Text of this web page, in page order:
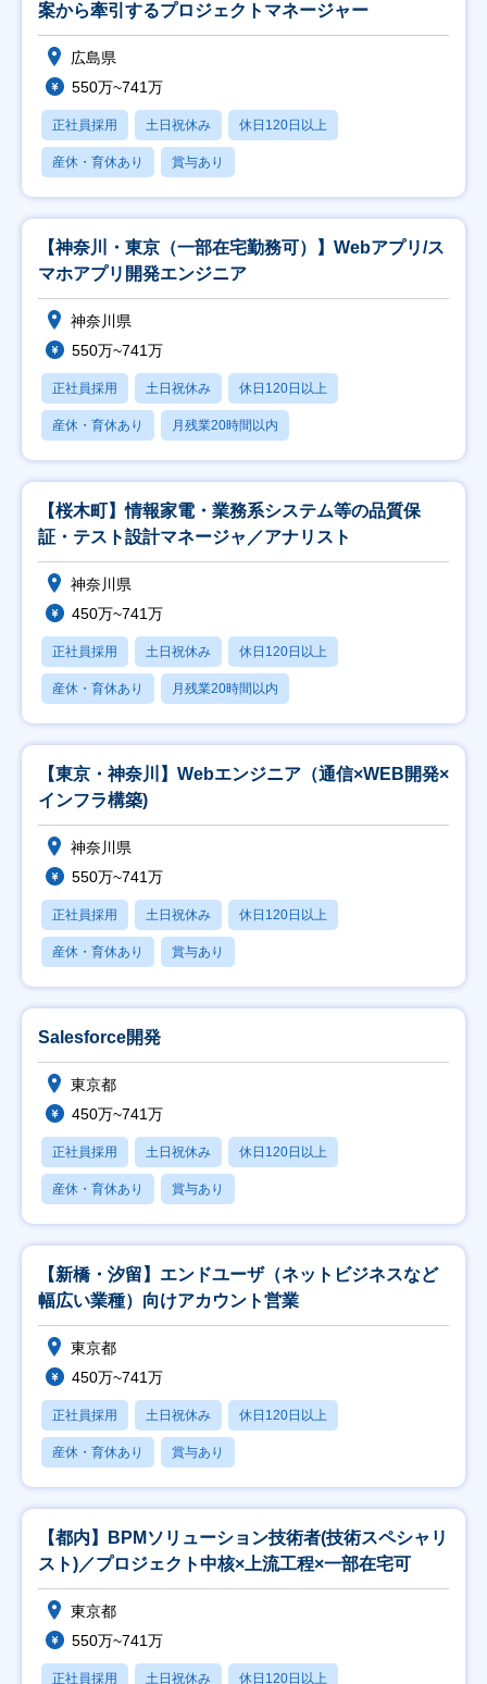
案から牽引するプロジェクトマネージャー
広島県
550万~741万
正社員採用 土日祝休み 休日120日以上
産休・育休あり 賞与あり
【神奈川・東京（一部在宅勤務可）】Webアプリ/ス
マホアプリ開発エンジニア
神奈川県
550万~741万
正社員採用 土日祝休み 休日120日以上
産休・育休あり 月残業20時間以内
【桜木町】情報家電・業務系システム等の品質保
証・テスト設計マネージャ／アナリスト
神奈川県
450万~741万
正社員採用 土日祝休み 休日120日以上
産休・育休あり 月残業20時間以内
【東京・神奈川】Webエンジニア（通信×WEB開発×
インフラ構築)
神奈川県
550万~741万
正社員採用 土日祝休み 休日120日以上
産休・育休あり 賞与あり
Salesforce開発
東京都
450万~741万
正社員採用 土日祝休み 休日120日以上
産休・育休あり 賞与あり
【新橋・汐留】エンドユーザ（ネットビジネスなど
幅広い業種）向けアカウント営業
東京都
450万~741万
正社員採用 土日祝休み 休日120日以上
産休・育休あり 賞与あり
【都内】BPMソリューション技術者(技術スペシャリ
スト)／プロジェクト中核×上流工程×一部在宅可
東京都
550万~741万
正社員採用 土日祝休み 休日120日以上